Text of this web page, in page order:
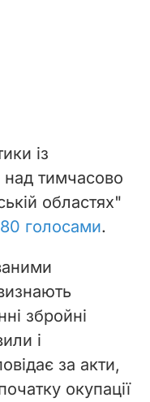
із
над тимчасово
областях"
голосами.
збройні
і
за акти,
окупації